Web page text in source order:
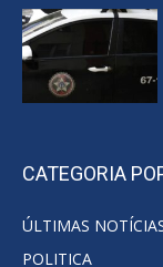
CATEGORIA
ÚLTIMAS
POLITICA